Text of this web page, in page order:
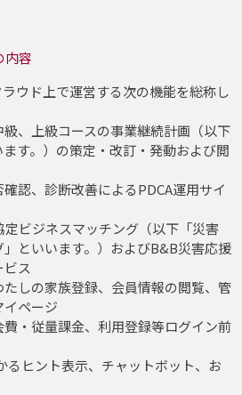
容
ウド上で運営する次の機能を総称し
級、上級コースの事業継続計画（以下
ます。）の策定・改訂・発動および閲
認、診断改善によるPDCA運用サイ
定ビジネスマッチング（以下「災害
といいます。）およびB&B災害応援
ス
しの家族登録、会員情報の閲覧、管
イページ
・従量課金、利用登録等ログイン前
るヒント表示、チャットボット、お